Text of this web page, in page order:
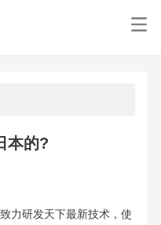
本的?
力研发天下最新技术，使